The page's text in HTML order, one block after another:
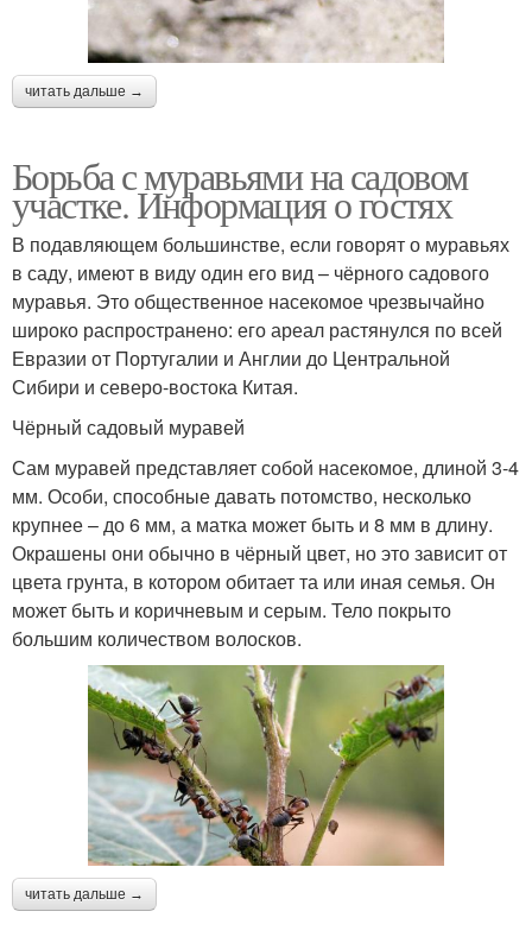
читать дальше →
Борьба с муравьями на садовом
участке. Информация о гостях
В подавляющем большинстве, если говорят о муравьях
в саду, имеют в виду один его вид – чёрного садового
муравья. Это общественное насекомое чрезвычайно
широко распространено: его ареал растянулся по всей
Евразии от Португалии и Англии до Центральной
Сибири и северо-востока Китая.
Чёрный садовый муравей
Сам муравей представляет собой насекомое, длиной 3-4
мм. Особи, способные давать потомство, несколько
крупнее – до 6 мм, а матка может быть и 8 мм в длину.
Окрашены они обычно в чёрный цвет, но это зависит от
цвета грунта, в котором обитает та или иная семья. Он
может быть и коричневым и серым. Тело покрыто
большим количеством волосков.
читать дальше →